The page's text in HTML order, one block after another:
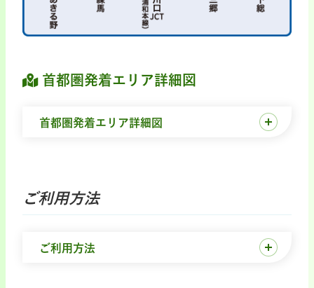
首都圏発着エリア詳細図
首都圏発着エリア詳細図
ご利用方法
ご利用方法